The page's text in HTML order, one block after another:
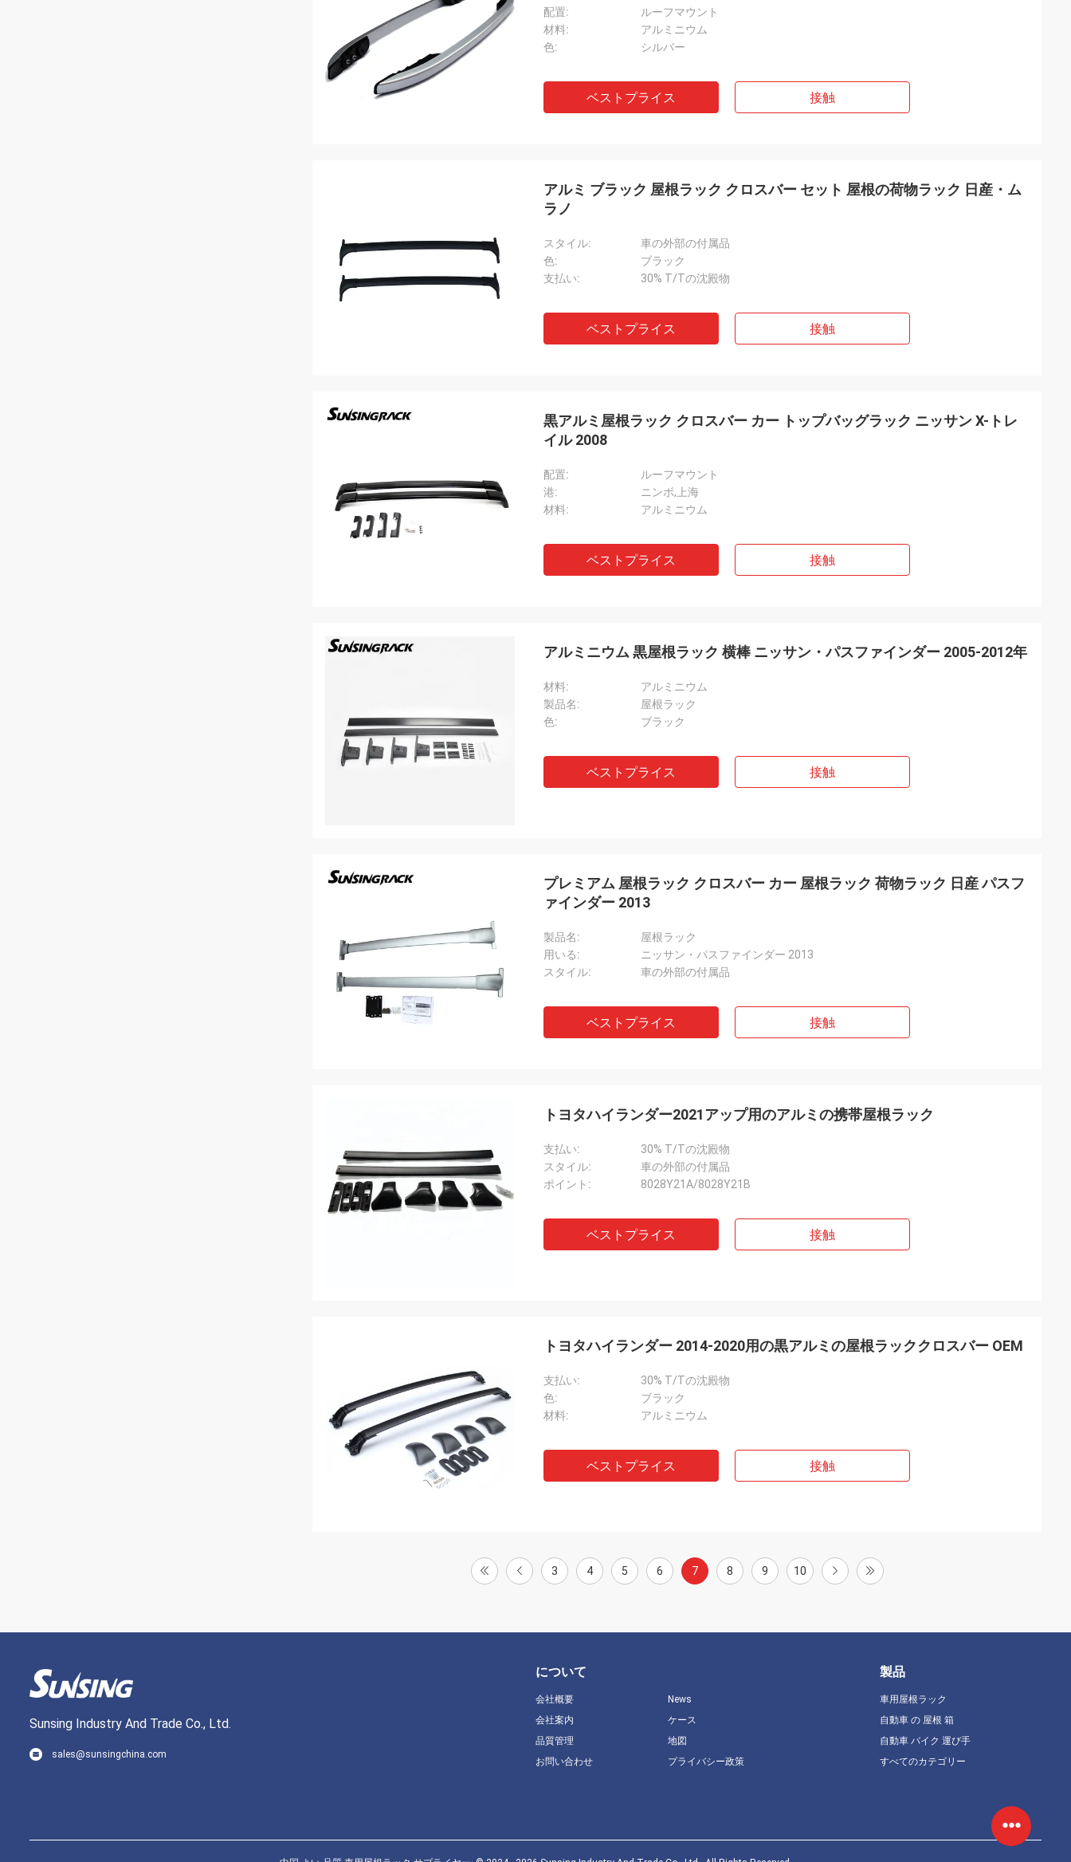
配置:
ルーフマウント
材料:
アルミニウム
色:
シルバー
ベストプライス 接触
アルミ ブラック 屋根ラック クロスバー セット 屋根の荷物ラック 日産・ム
ラノ
スタイル:
車の外部の付属品
色:
ブラック
支払い:
30% T/Tの沈殿物
ベストプライス 接触
黒アルミ屋根ラック クロスバー カー トップバッグラック ニッサン X-トレ
イル 2008
配置:
ルーフマウント
港:
ニンボ,上海
材料:
アルミニウム
ベストプライス 接触
アルミニウム 黒屋根ラック 横棒 ニッサン・パスファインダー 2005-2012年
材料:
アルミニウム
製品名:
屋根ラック
色:
ブラック
ベストプライス 接触
プレミアム 屋根ラック クロスバー カー 屋根ラック 荷物ラック 日産 パスフ
ァインダー 2013
製品名:
屋根ラック
用いる:
ニッサン・パスファインダー 2013
スタイル:
車の外部の付属品
ベストプライス 接触
トヨタハイランダー2021アップ用のアルミの携帯屋根ラック
支払い:
30% T/Tの沈殿物
スタイル:
車の外部の付属品
ポイント:
8028Y21A/8028Y21B
ベストプライス 接触
トヨタハイランダー 2014-2020用の黒アルミの屋根ラッククロスバー OEM
支払い:
30% T/Tの沈殿物
色:
ブラック
材料:
アルミニウム
ベストプライス 接触
3 4 5 6 7 8 9 10
Sunsing Industry And Trade Co., Ltd.
sales@sunsingchina.com
について
会社概要
会社案内
品質管理
お問い合わせ
News
ケース
地図
プライバシー政策
製品
車用屋根ラック
自動車 の 屋根 箱
自動車 バイク 運び手
すべてのカテゴリー